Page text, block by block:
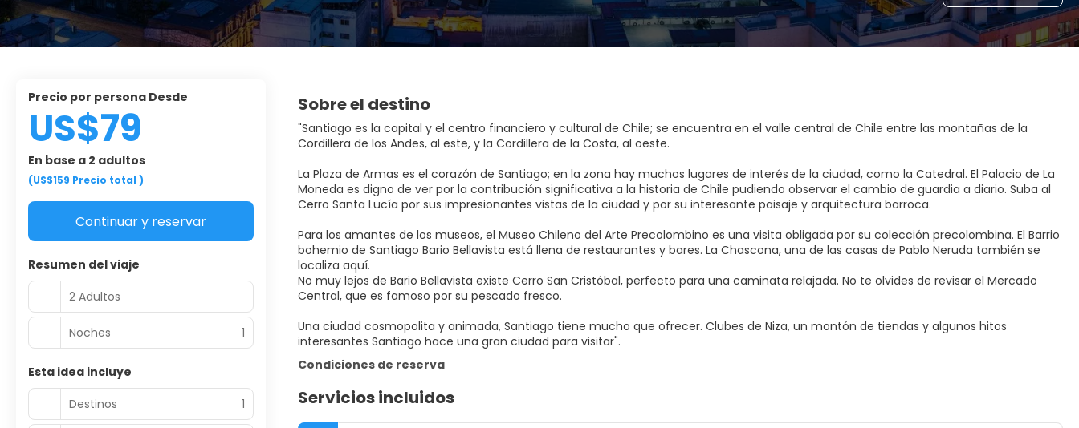
Sobre el destino
"Santiago es la capital y el centro financiero y cultural de Chile; se encuentra en el valle central de Chile entre las montañas de la
Cordillera de los Andes, al este, y la Cordillera de la Costa, al oeste.
La Plaza de Armas es el corazón de Santiago; en la zona hay muchos lugares de interés de la ciudad, como la Catedral. El Palacio de La
Moneda es digno de ver por la contribución significativa a la historia de Chile pudiendo observar el cambio de guardia a diario. Suba al
Cerro Santa Lucía por sus impresionantes vistas de la ciudad y por su interesante paisaje y arquitectura barroca.
Para los amantes de los museos, el Museo Chileno del Arte Precolombino es una visita obligada por su colección precolombina. El Barrio
bohemio de Santiago Bario Bellavista está llena de restaurantes y bares. La Chascona, una de las casas de Pablo Neruda también se
localiza aquí.
No muy lejos de Bario Bellavista existe Cerro San Cristóbal, perfecto para una caminata relajada. No te olvides de revisar el Mercado
Central, que es famoso por su pescado fresco.
Una ciudad cosmopolita y animada, Santiago tiene mucho que ofrecer. Clubes de Niza, un montón de tiendas y algunos hitos
Condiciones de reserva
Servicios incluidos
Precio por persona Desde
US$79
En base a 2 adultos
(US$159 Precio total )
Continuar y reservar
Resumen del viaje
2 Adultos
Noches 1
Esta idea incluye
Destinos
1